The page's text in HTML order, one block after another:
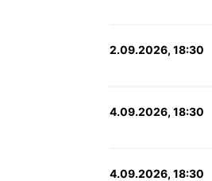
2.09.2026, 18:30
4.09.2026, 18:30
4.09.2026, 18:30